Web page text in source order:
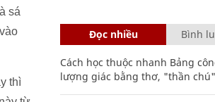
sá
thì
Đọc nhiều Bình
Cách học thuộc nhanh Bảng
lượng giác bằng thơ, "thần chú"